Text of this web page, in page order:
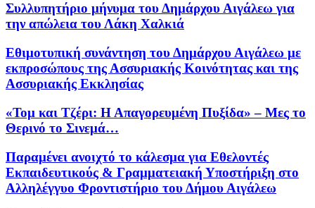
Συλλυπητήριο μήνυμα του Δημάρχου Αιγάλεω για
την απώλεια του Λάκη Χαλκιά
Εθιμοτυπική συνάντηση του Δημάρχου Αιγάλεω με
εκπροσώπους της Ασσυριακής Κοινότητας και της
Ασσυριακής Εκκλησίας
«Τομ και Τζέρι: Η Απαγορευμένη Πυξίδα» – Μες το
Θερινό το Σινεμά…
Παραμένει ανοιχτό το κάλεσμα για Εθελοντές
Εκπαιδευτικούς & Γραμματειακή Υποστήριξη στο
Αλληλέγγυο Φροντιστήριο του Δήμου Αιγάλεω